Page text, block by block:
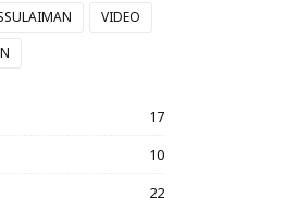
VIDEO
17
10
22